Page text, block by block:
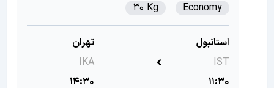
Economy
30 Kg
استانبول
IST
11:30
تهران
IKA
14:30